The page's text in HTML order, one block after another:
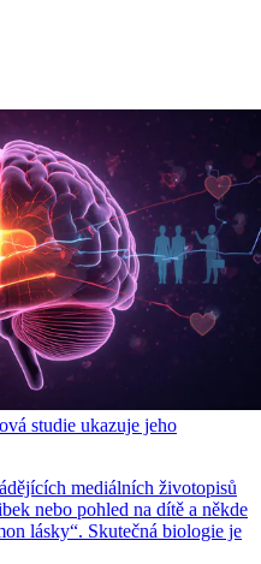
studie ukazuje jeho
mediálních životopisů
nebo pohled na dítě a někde
lásky“. Skutečná biologie je